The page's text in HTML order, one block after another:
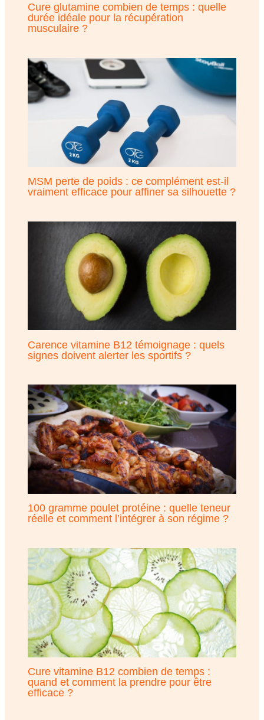
Cure glutamine combien de temps : quelle
durée idéale pour la récupération
musculaire ?
MSM perte de poids : ce complément est-il
vraiment efficace pour affiner sa silhouette ?
Carence vitamine B12 témoignage : quels
signes doivent alerter les sportifs ?
100 gramme poulet protéine : quelle teneur
réelle et comment l’intégrer à son régime ?
Cure vitamine B12 combien de temps :
quand et comment la prendre pour être
efficace ?